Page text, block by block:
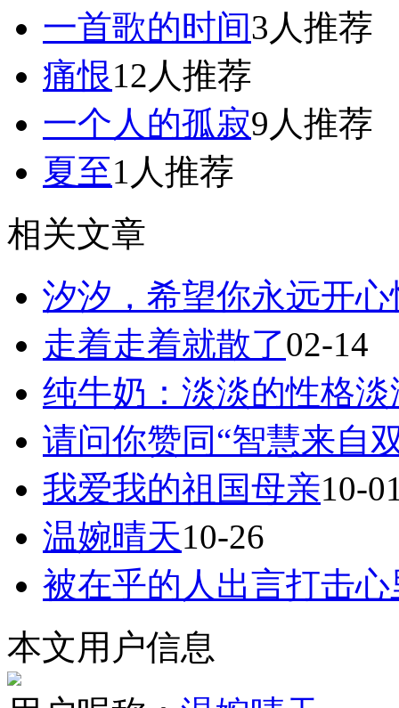
一首歌的时间3人推荐
痛恨12人推荐
一个人的孤寂9人推荐
夏至1人推荐
相关文章
汐汐，希望你永远开
走着走着就散了02-14
纯牛奶：淡淡的性格
请问你赞同“智慧来自
我爱我的祖国母亲10-
温婉晴天10-26
被在乎的人出言打击
本文用户信息